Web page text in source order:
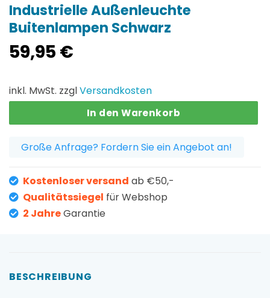
Industrielle Außenleuchte
Buitenlampen Schwarz
59,95 €
inkl. MwSt. zzglVersandkosten
In den Warenkorb
Große Anfrage? Fordern Sie ein Angebot an!
Kostenloser versand ab €50,-
Qualitätssiegel für Webshop
2 JahreGarantie
BESCHREIBUNG